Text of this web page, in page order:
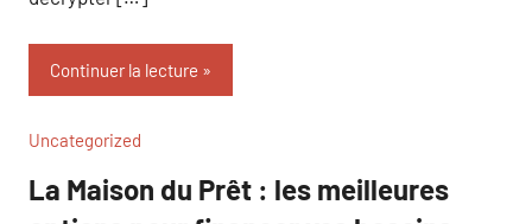
Continuer la lecture
Uncategorized
La Maison du Prêt : les meilleures